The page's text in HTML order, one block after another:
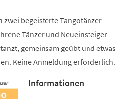
zwei begeisterte Tangotänzer
Tänzer und Neueinsteiger
gemeinsam geübt und etwas
Keine Anmeldung erforderlich.
Informationen